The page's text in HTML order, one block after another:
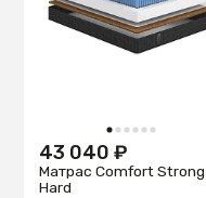
1 2 3 4 5 6
43 040 ₽
Матрас Comfort Strong
Hard